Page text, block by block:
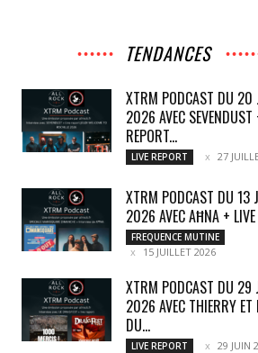
TENDANCES
XTRM PODCAST DU 20
2026 AVEC SEVENDUST
REPORT...
LIVE REPORT 27
XTRM PODCAST DU 13
2026 AVEC AĦNA + LIVE
FREQUENCE MUTINE
15 JUILLET 2026
XTRM PODCAST DU 29
2026 AVEC THIERRY ET
DU...
LIVE REPORT 29 JUIN